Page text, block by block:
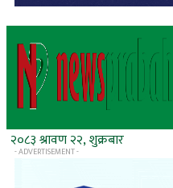
२०८३ श्रावण २२, शुक्रबार
- ADVERTISEMENT -